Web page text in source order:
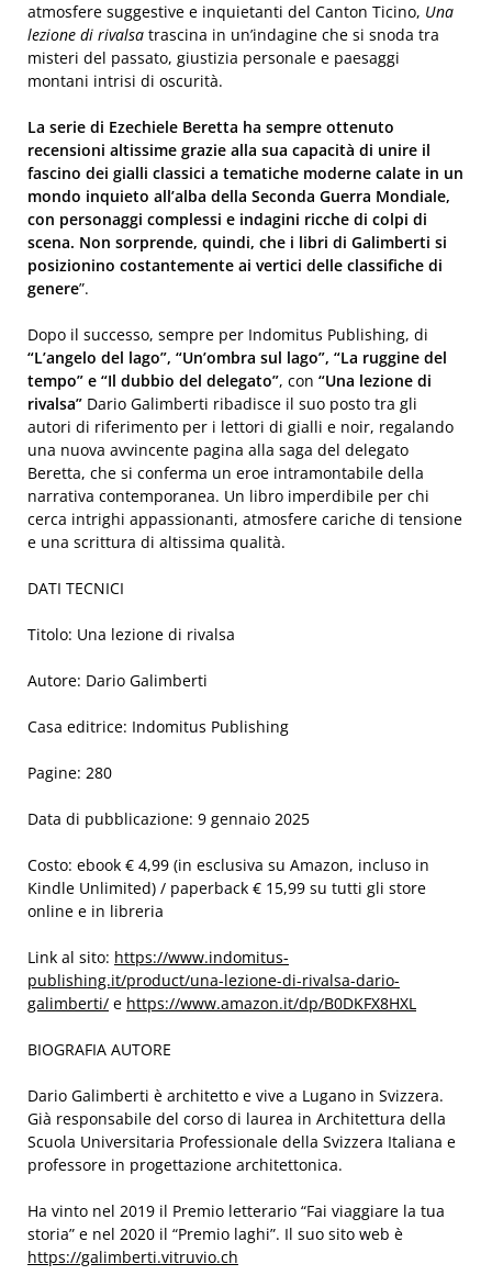
atmosfere suggestive e inquietanti del Canton Ticino, Una
lezione di rivalsa trascina in un’indagine che si snoda tra
misteri del passato, giustizia personale e paesaggi
montani intrisi di oscurità.
La serie di Ezechiele Beretta ha sempre ottenuto
recensioni altissime grazie alla sua capacità di unire il
fascino dei gialli classici a tematiche moderne calate in un
mondo inquieto all’alba della Seconda Guerra Mondiale,
con personaggi complessi e indagini ricche di colpi di
scena. Non sorprende, quindi, che i libri di Galimberti si
posizionino costantemente ai vertici delle classifiche di
genere”.
Dopo il successo, sempre per Indomitus Publishing, di
“L’angelo del lago”, “Un’ombra sul lago”, “La ruggine del
tempo” e “Il dubbio del delegato”, con “Una lezione di
rivalsa” Dario Galimberti ribadisce il suo posto tra gli
autori di riferimento per i lettori di gialli e noir, regalando
una nuova avvincente pagina alla saga del delegato
Beretta, che si conferma un eroe intramontabile della
narrativa contemporanea. Un libro imperdibile per chi
cerca intrighi appassionanti, atmosfere cariche di tensione
e una scrittura di altissima qualità.
DATI TECNICI
Titolo: Una lezione di rivalsa
Autore: Dario Galimberti
Casa editrice: Indomitus Publishing
Pagine: 280
Data di pubblicazione: 9 gennaio 2025
Costo: ebook € 4,99 (in esclusiva su Amazon, incluso in
Kindle Unlimited) / paperback € 15,99 su tutti gli store
online e in libreria
Link al sito: https://www.indomitus-
publishing.it/product/una-lezione-di-rivalsa-dario-
galimberti/ e https://www.amazon.it/dp/B0DKFX8HXL
BIOGRAFIA AUTORE
Dario Galimberti è architetto e vive a Lugano in Svizzera.
Già responsabile del corso di laurea in Architettura della
Scuola Universitaria Professionale della Svizzera Italiana e
professore in progettazione architettonica.
Ha vinto nel 2019 il Premio letterario “Fai viaggiare la tua
storia” e nel 2020 il “Premio laghi”. Il suo sito web è
https://galimberti.vitruvio.ch